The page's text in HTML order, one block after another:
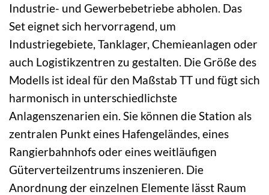
Industrie- und Gewerbebetriebe abholen. Das
Set eignet sich hervorragend, um
Industriegebiete, Tanklager, Chemieanlagen oder
auch Logistikzentren zu gestalten. Die Größe des
Modells ist ideal für den Maßstab TT und fügt sich
harmonisch in unterschiedlichste
Anlagenszenarien ein. Sie können die Station als
zentralen Punkt eines Hafengeländes, eines
Rangierbahnhofs oder eines weitläufigen
Güterverteilzentrums inszenieren. Die
Anordnung der einzelnen Elemente lässt Raum